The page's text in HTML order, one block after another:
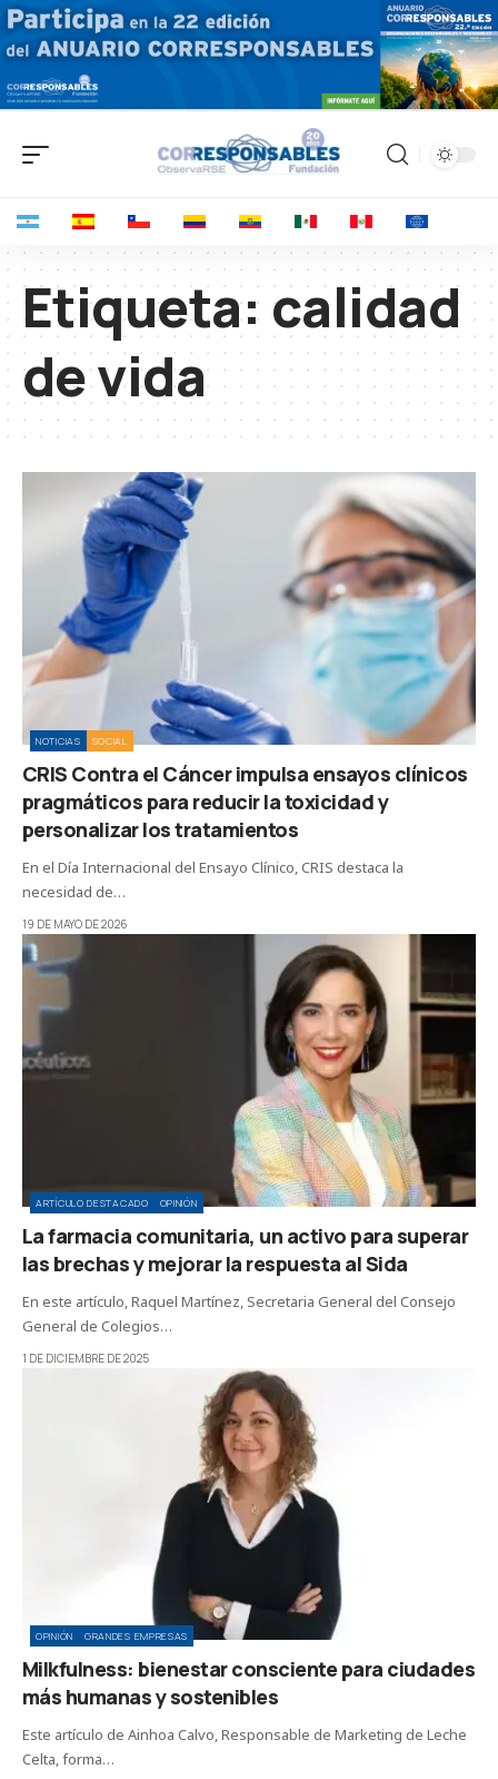
Etiqueta: calidad
de vida
NOTICIAS SOCIAL
CRIS Contra el Cáncer impulsa ensayos clínicos
pragmáticos para reducir la toxicidad y
personalizar los tratamientos
En el Día Internacional del Ensayo Clínico, CRIS destaca la
necesidad de…
19 DE MAYO DE 2026
ARTÍCULO DESTACADO OPINIÓN
La farmacia comunitaria, un activo para superar
las brechas y mejorar la respuesta al Sida
En este artículo, Raquel Martínez, Secretaria General del Consejo
General de Colegios…
1 DE DICIEMBRE DE 2025
OPINIÓN GRANDES EMPRESAS
Milkfulness: bienestar consciente para ciudades
más humanas y sostenibles
Este artículo de Ainhoa Calvo, Responsable de Marketing de Leche
Celta, forma…